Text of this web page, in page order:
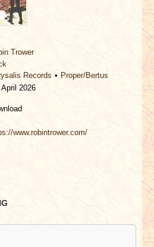
Trower
Records
Proper/Bertus
2026
www.robintrower.com/